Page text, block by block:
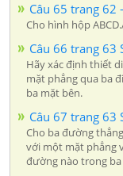
Câu 65 trang 62
Cho hình hộp
Câu 66 trang 63
Hãy xác định thiết
mặt phẳng qua ba
ba mặt bên.
Câu 67 trang 63
Cho ba đường
với một mặt phẳng
đường nào trong